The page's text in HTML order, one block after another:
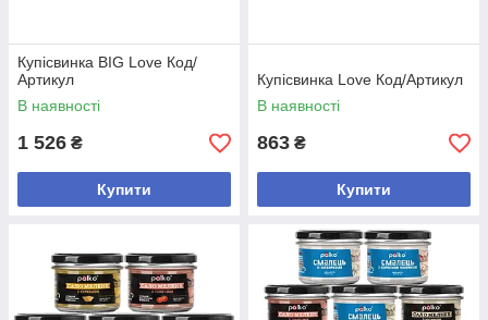
Купісвинка BIG Love Код/
Артикул
В наявності
1 526 ₴
Купити
Купісвинка Love Код/Артикул
В наявності
863 ₴
Купити